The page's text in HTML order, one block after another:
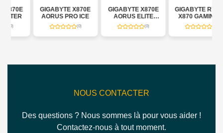
GIGABYTE X870E
AORUS PRO ICE
(0)
GIGABYTE X870E
AORUS ELITE
WIFI7
(0)
GIGABYTE RYZEN
X870 GAMING X
WIFI7
(0)
NOUS CONTACTER
Des questions ? Nous sommes là pour vous aider !
Contactez-nous à tout moment.